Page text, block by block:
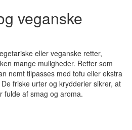
veganske
eller veganske retter,
mange muligheder. Retter som
nemt tilpasses med tofu eller ekstra
friske urter og krydderier sikrer, at
fulde af smag og aroma.